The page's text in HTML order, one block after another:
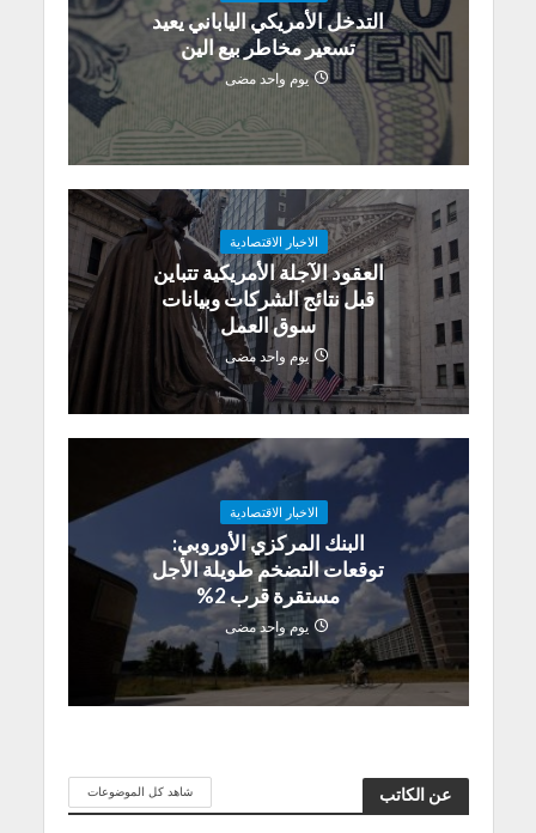
التدخل الأمريكي الياباني يعيد
تسعير مخاطر بيع الين
يوم واحد مضى
الاخبار الاقتصادية
العقود الآجلة الأمريكية تتباين
قبل نتائج الشركات وبيانات
سوق العمل
يوم واحد مضى
الاخبار الاقتصادية
البنك المركزي الأوروبي:
توقعات التضخم طويلة الأجل
مستقرة قرب 2%
يوم واحد مضى
عن الكاتب شاهد كل الموضوعات